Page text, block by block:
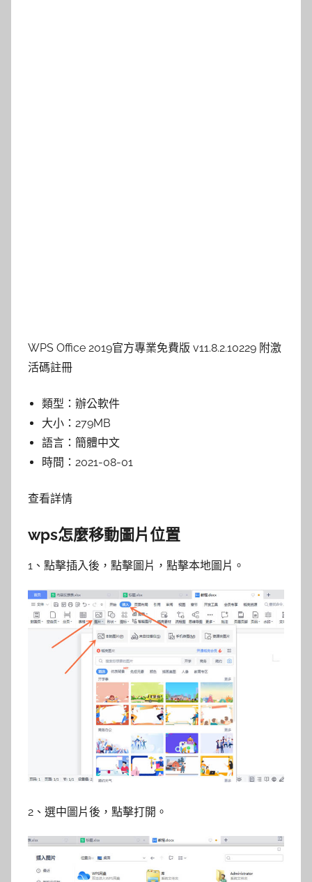
WPS Office 2019官方專業免費版 v11.8.2.10229 附激
活碼註冊
類型： 辦公軟件
大小： 279MB
語言： 簡體中文
時間： 2021-08-01
查看詳情
wps怎麼移動圖片位置
1、點擊插入後，點擊圖片，點擊本地圖片。
2、選中圖片後，點擊打開。